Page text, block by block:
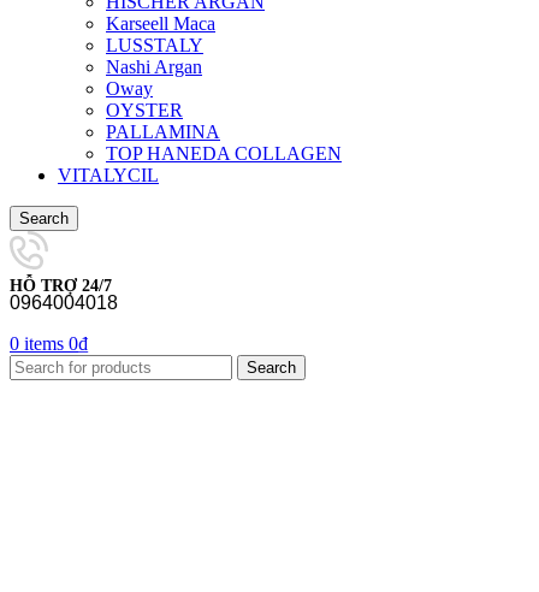
Karseell Maca
LUSSTALY
Nashi Argan
Oway
OYSTER
PALLAMINA
TOP HANEDA COLLAGEN
VITALYCIL
Search
HỖ TRỢ 24/7
0964004018
0 items 0₫
Search